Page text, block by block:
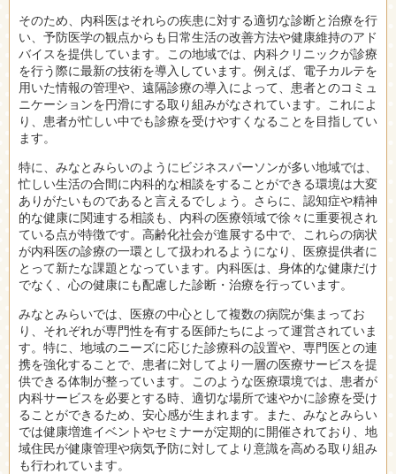
そのため、内科医はそれらの疾患に対する適切な診断と治療を行
い、予防医学の観点からも日常生活の改善方法や健康維持のアド
バイスを提供しています。この地域では、内科クリニックが診療
を行う際に最新の技術を導入しています。例えば、電子カルテを
用いた情報の管理や、遠隔診療の導入によって、患者とのコミュ
ニケーションを円滑にする取り組みがなされています。これによ
り、患者が忙しい中でも診療を受けやすくなることを目指してい
ます。
特に、みなとみらいのようにビジネスパーソンが多い地域では、
忙しい生活の合間に内科的な相談をすることができる環境は大変
ありがたいものであると言えるでしょう。さらに、認知症や精神
的な健康に関連する相談も、内科の医療領域で徐々に重要視され
ている点が特徴です。高齢化社会が進展する中で、これらの病状
が内科医の診療の一環として扱われるようになり、医療提供者に
とって新たな課題となっています。内科医は、身体的な健康だけ
でなく、心の健康にも配慮した診断・治療を行っています。
みなとみらいでは、医療の中心として複数の病院が集まってお
り、それぞれが専門性を有する医師たちによって運営されていま
す。特に、地域のニーズに応じた診療科の設置や、専門医との連
携を強化することで、患者に対してより一層の医療サービスを提
供できる体制が整っています。このような医療環境では、患者が
内科サービスを必要とする時、適切な場所で速やかに診療を受け
ることができるため、安心感が生まれます。また、みなとみらい
では健康増進イベントやセミナーが定期的に開催されており、地
域住民が健康管理や病気予防に対してより意識を高める取り組み
も行われています。